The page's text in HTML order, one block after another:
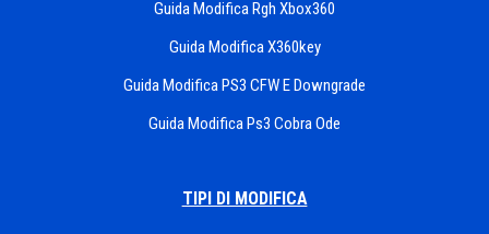
Guida Modifica Rgh Xbox360
Guida Modifica X360key
Guida Modifica PS3 CFW E Downgrade
Guida Modifica Ps3 Cobra Ode
TIPI DI MODIFICA